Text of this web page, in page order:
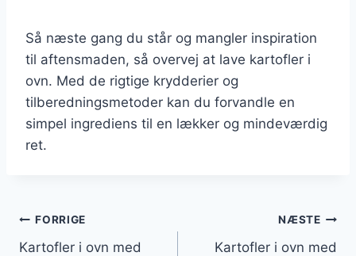
Så næste gang du står og mangler inspiration
til aftensmaden, så overvej at lave kartofler i
ovn. Med de rigtige krydderier og
tilberedningsmetoder kan du forvandle en
simpel ingrediens til en lækker og mindeværdig
ret.
Indlægsnavigation
FORRIGE
Kartofler i ovn med
NÆSTE
Kartofler i ovn med